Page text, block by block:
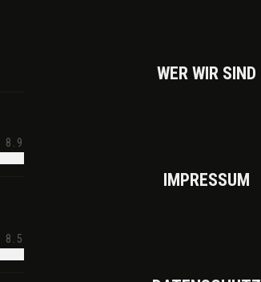
8.9
8.5
WER WIR SIND
IMPRES­SUM